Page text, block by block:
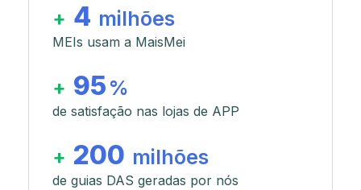
+ 4 milhões
MEIs usam a MaisMei
+ 95 %
de satisfação nas lojas de APP
+ 200 milhões
de guias DAS geradas por nós